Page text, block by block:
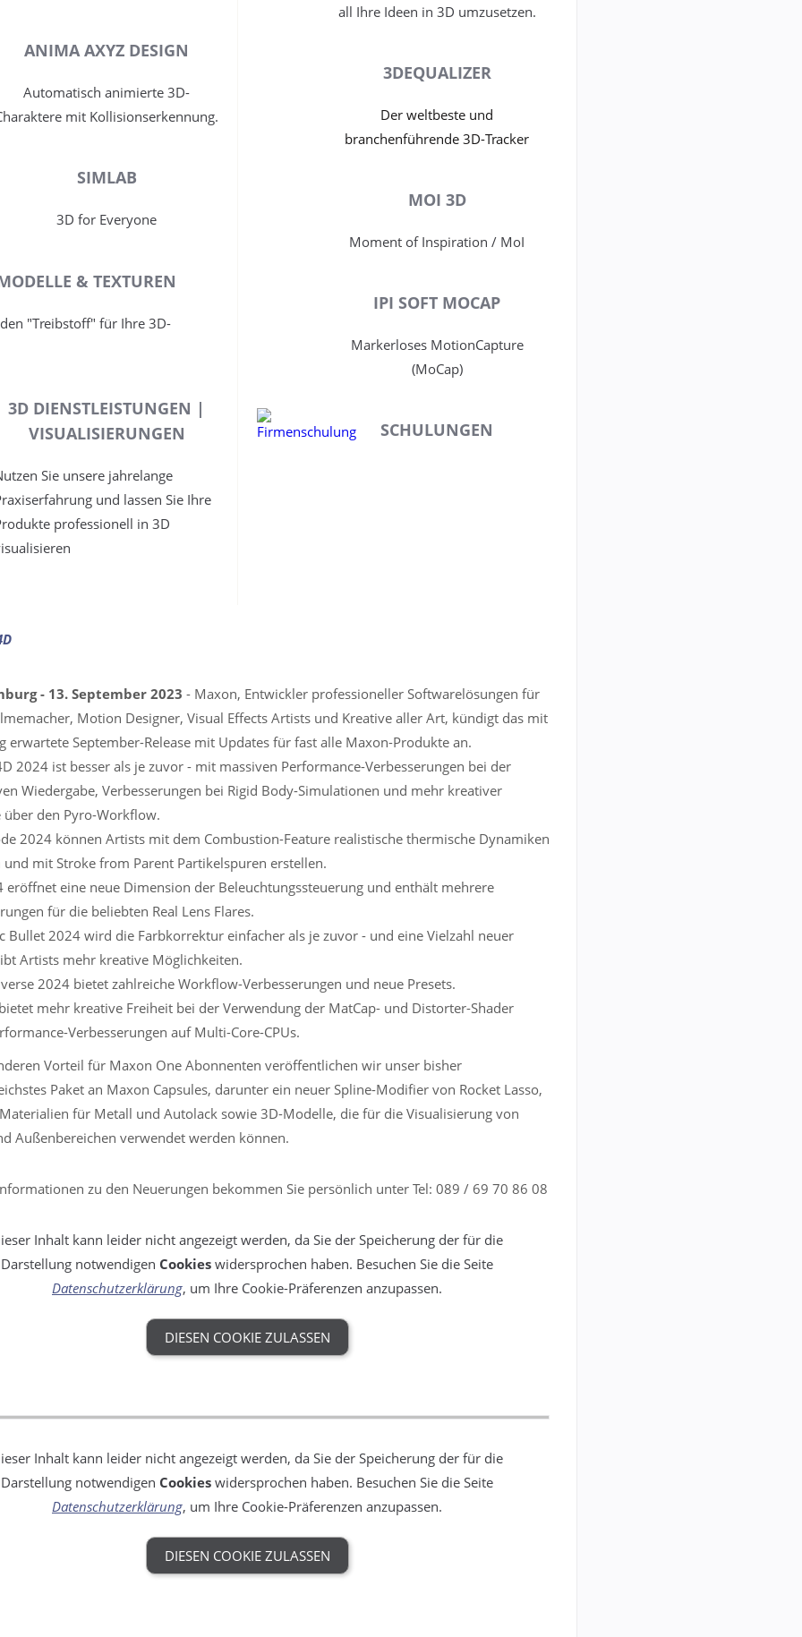
ANIMA AXYZ DESIGN
Automatisch animierte 3D-
mit Kollisionserkennung.
SIMLAB
3D for Everyone
& TEXTUREN
"Treibstoff" für Ihre 3D-
3D DIENSTLEISTUNGEN |
VISUALISIERUNGEN
Sie unsere jahrelange
und lassen Sie Ihre
professionell in 3D
all Ihre Ideen in 3D umzusetzen.
3DEQUALIZER
Der weltbeste und
branchenführende 3D-Tracker
MOI 3D
Moment of Inspiration / MoI
IPI SOFT MOCAP
Markerloses MotionCapture
(MoCap)
SCHULUNGEN
- 13. September 2023 - Maxon, Entwickler professioneller Softwarelösungen für
Motion Designer, Visual Effects Artists und Kreative aller Art, kündigt das mit
erwartete September-Release mit Updates für fast alle Maxon-Produkte an.
2024 ist besser als je zuvor - mit massiven Performance-Verbesserungen bei der
Wiedergabe, Verbesserungen bei Rigid Body-Simulationen und mehr kreativer
über den Pyro-Workflow.
2024 können Artists mit dem Combustion-Feature realistische thermische Dynamiken
und mit Stroke from Parent Partikelspuren erstellen.
eröffnet eine neue Dimension der Beleuchtungssteuerung und enthält mehrere
für die beliebten Real Lens Flares.
Bullet 2024 wird die Farbkorrektur einfacher als je zuvor - und eine Vielzahl neuer
Artists mehr kreative Möglichkeiten.
2024 bietet zahlreiche Workflow-Verbesserungen und neue Presets.
mehr kreative Freiheit bei der Verwendung der MatCap- und Distorter-Shader
Verbesserungen auf Multi-Core-CPUs.
Vorteil für Maxon One Abonnenten veröffentlichen wir unser bisher
Paket an Maxon Capsules, darunter ein neuer Spline-Modifier von Rocket Lasso,
für Metall und Autolack sowie 3D-Modelle, die für die Visualisierung von
Außenbereichen verwendet werden können.
zu den Neuerungen bekommen Sie persönlich unter Tel: 089 / 69 70 86 08
Inhalt kann leider nicht angezeigt werden, da Sie der Speicherung der für die
Darstellung notwendigen Cookies widersprochen haben. Besuchen Sie die Seite
Datenschutzerklärung, um Ihre Cookie-Präferenzen anzupassen.
DIESEN COOKIE ZULASSEN
Inhalt kann leider nicht angezeigt werden, da Sie der Speicherung der für die
Darstellung notwendigen Cookies widersprochen haben. Besuchen Sie die Seite
Datenschutzerklärung, um Ihre Cookie-Präferenzen anzupassen.
DIESEN COOKIE ZULASSEN